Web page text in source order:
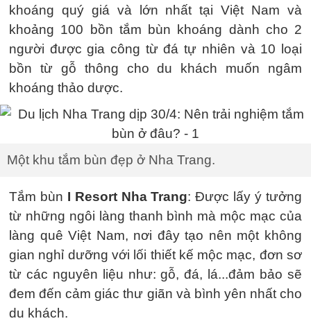
khoáng quý giá và lớn nhất tại Việt Nam và
khoảng 100 bồn tắm bùn khoáng dành cho 2
người được gia công từ đá tự nhiên và 10 loại
bồn từ gỗ thông cho du khách muốn ngâm
khoáng thảo dược.
Một khu tắm bùn đẹp ở Nha Trang.
Tắm bùn I Resort Nha Trang: Được lấy ý tưởng
từ những ngôi làng thanh bình mà mộc mạc của
làng quê Việt Nam, nơi đây tạo nên một không
gian nghỉ dưỡng với lối thiết kế mộc mạc, đơn sơ
từ các nguyên liệu như: gỗ, đá, lá...đảm bảo sẽ
đem đến cảm giác thư giãn và bình yên nhất cho
du khách.